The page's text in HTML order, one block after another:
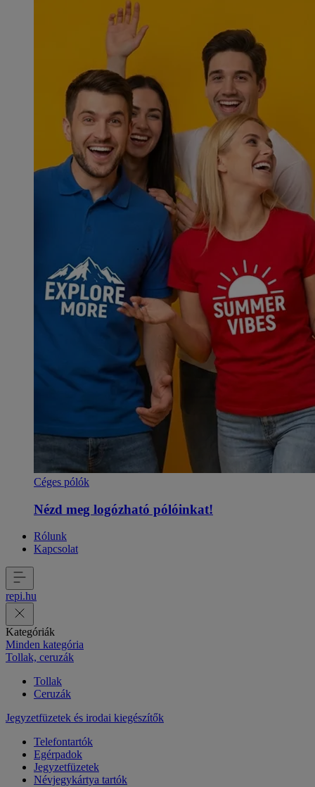
Céges pólók
Nézd meg logózható pólóinkat!
Rólunk
Kapcsolat
repi.hu
Kategóriák
Minden kategória
Tollak, ceruzák
Tollak
Ceruzák
Jegyzetfüzetek és irodai kiegészítők
Telefontartók
Egérpadok
Jegyzetfüzetek
Névjegykártya tartók